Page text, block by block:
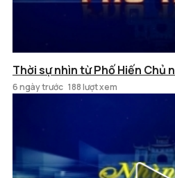
Thời sự nhìn từ Phố Hiến Chủ
6 ngày trước 188 lượt xem